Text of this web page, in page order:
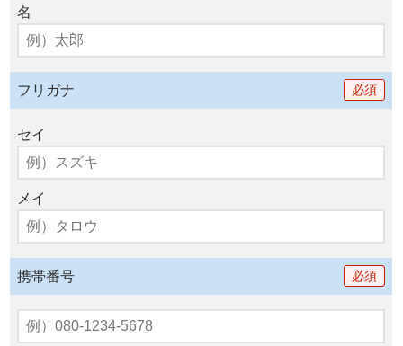
名
フリガナ 必須
セイ
メイ
携帯番号 必須